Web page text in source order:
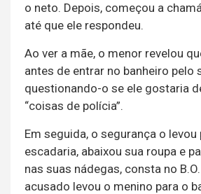
o neto. Depois, começou a
até que ele respondeu.
Ao ver a mãe, o menor revelou
antes de entrar no banheiro pelo
questionando-o se ele gostaria
“coisas de polícia”.
Em seguida, o segurança o levou
escadaria, abaixou sua roupa e
nas suas nádegas, consta no
acusado levou o menino para o